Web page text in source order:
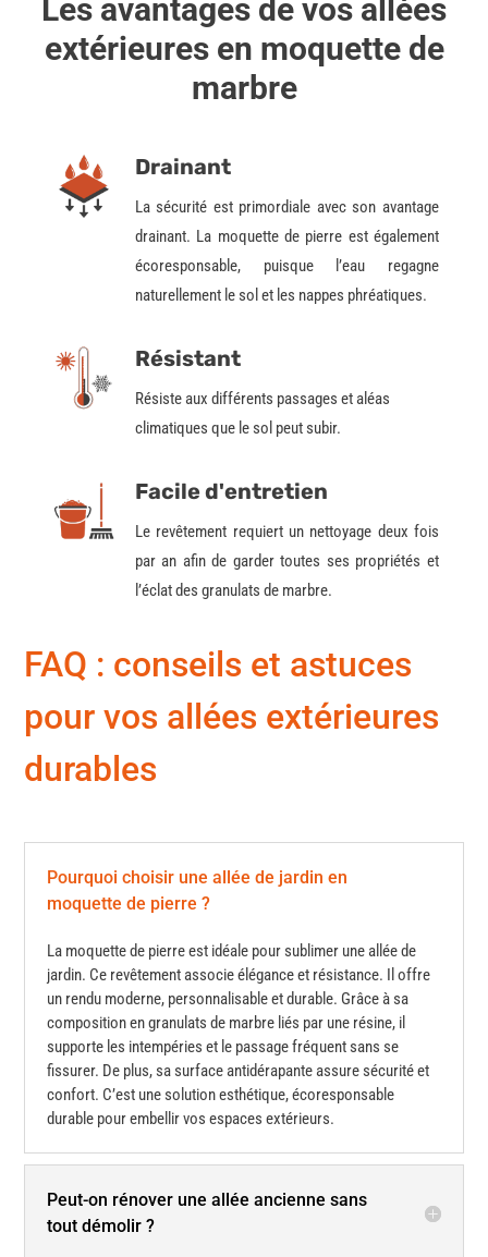
Les avantages de vos allées
extérieures en moquette de
marbre
Drainant
La sécurité est primordiale avec son avantage
drainant. La moquette de pierre est également
écoresponsable, puisque l’eau regagne
naturellement le sol et les nappes phréatiques.
Résistant
Résiste aux différents passages et aléas
climatiques que le sol peut subir.
Facile d'entretien
Le revêtement requiert un nettoyage deux fois
par an afin de garder toutes ses propriétés et
l’éclat des granulats de marbre.
FAQ : conseils et astuces
pour vos allées extérieures
durables
Pourquoi choisir une allée de jardin en
moquette de pierre ?
La moquette de pierre est idéale pour sublimer une allée de
jardin. Ce revêtement associe élégance et résistance. Il offre
un rendu moderne, personnalisable et durable. Grâce à sa
composition en granulats de marbre liés par une résine, il
supporte les intempéries et le passage fréquent sans se
fissurer. De plus, sa surface antidérapante assure sécurité et
confort. C’est une solutionesthétique, écoresponsable
durable pour embellir vos espaces extérieurs.
Peut-on rénover une allée ancienne sans
tout démolir ?